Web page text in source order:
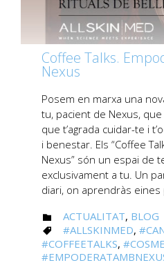
Coffee Talks.
Nexus
Posem en marxa una
tu, pacient de Nexus,
que t’agrada cuidar-te i
i benestar. Els “Coffee
Nexus” són un espai de
exclusivament a tu. Un
diari, on aprendràs
 CATEGORY
ACTUALITAT, BLOG
 CATEGORY
#ALLSKINMED,
#COFFEETALKS,